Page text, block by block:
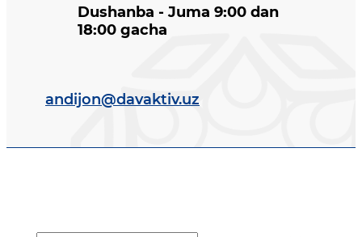
Dushanba - Juma 9:00 dan
18:00 gacha
andijon@davaktiv.uz